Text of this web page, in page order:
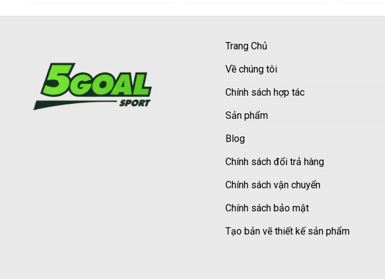
Trang Chủ
Về chúng tôi
Chính sách hợp tác
Sản phẩm
Blog
Chính sách đổi trả hàng
Chính sách vận chuyển
Chính sách bảo mật
Tạo bản vẽ thiết kế sản phẩm